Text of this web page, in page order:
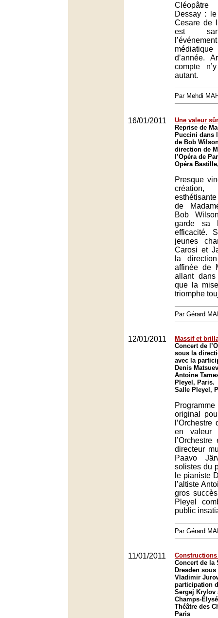
Dessay :
Cesare de
est
d’année.
compte
autant.
Par Mehdi
16/01/2011
Une valeur
Reprise de
Puccini dans
de Bob
direction de
l’Opéra de
Opéra
Presque
création,
de
Bob
garde sa
efficacité.
jeunes
Carosi et
la
affinée de
allant
que la
triomphe
Par Gérard
12/01/2011
Massif et
Concert de
sous la
avec la
Denis
Antoine
Pleyel, Paris.
Salle Pleyel,
original
en valeur
directeur
Paavo
solistes du
le pianiste
l’altiste
gros
Pleyel
public
Par Gérard
11/01/2011
Concert de la
Dresden
Vladimir
participation
Sergej Krylov
Champs-
Théâtre des
Paris